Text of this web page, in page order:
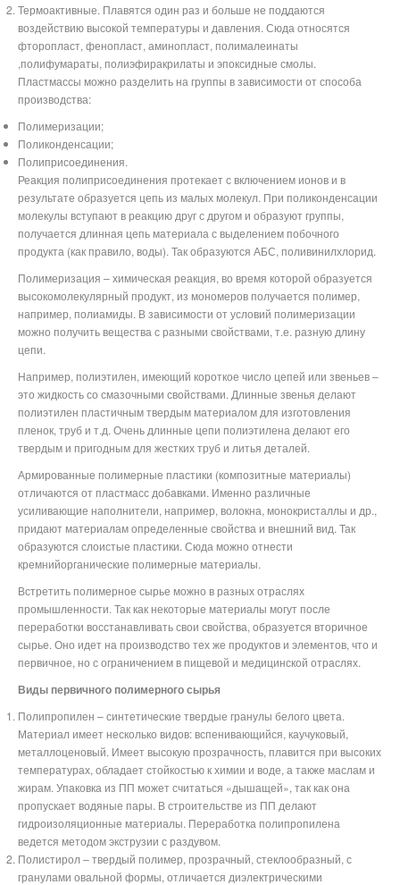
Термоактивные. Плавятся один раз и больше не поддаются
воздействию высокой температуры и давления. Сюда относятся
фторопласт, фенопласт, аминопласт, полималеинаты
,полифумараты, полиэфиракрилаты и эпоксидные смолы.
Пластмассы можно разделить на группы в зависимости от способа
производства:
Полимеризации;
Поликонденсации;
Полиприсоединения.
Реакция полиприсоединения протекает с включением ионов и в
результате образуется цепь из малых молекул. При поликонденсации
молекулы вступают в реакцию друг с другом и образуют группы,
получается длинная цепь материала с выделением побочного
продукта (как правило, воды). Так образуются АБС, поливинилхлорид.
Полимеризация – химическая реакция, во время которой образуется
высокомолекулярный продукт, из мономеров получается полимер,
например, полиамиды. В зависимости от условий полимеризации
можно получить вещества с разными свойствами, т.е. разную длину
цепи.
Например, полиэтилен, имеющий короткое число цепей или звеньев –
это жидкость со смазочными свойствами. Длинные звенья делают
полиэтилен пластичным твердым материалом для изготовления
пленок, труб и т.д. Очень длинные цепи полиэтилена делают его
твердым и пригодным для жестких труб и литья деталей.
Армированные полимерные пластики (композитные материалы)
отличаются от пластмасс добавками. Именно различные
усиливающие наполнители, например, волокна, монокристаллы и др.,
придают материалам определенные свойства и внешний вид. Так
образуются слоистые пластики. Сюда можно отнести
кремнийорганические полимерные материалы.
Встретить полимерное сырье можно в разных отраслях
промышленности. Так как некоторые материалы могут после
переработки восстанавливать свои свойства, образуется вторичное
сырье. Оно идет на производство тех же продуктов и элементов, что и
первичное, но с ограничением в пищевой и медицинской отраслях.
Виды первичного полимерного сырья
Полипропилен – синтетические твердые гранулы белого цвета.
Материал имеет несколько видов: вспенивающийся, каучуковый,
металлоценовый. Имеет высокую прозрачность, плавится при высоких
температурах, обладает стойкостью к химии и воде, а также маслам и
жирам. Упаковка из ПП может считаться «дышащей», так как она
пропускает водяные пары. В строительстве из ПП делают
гидроизоляционные материалы. Переработка полипропилена
ведется методом экструзии с раздувом.
Полистирол – твердый полимер, прозрачный, стеклообразный, с
гранулами овальной формы, отличается диэлектрическими